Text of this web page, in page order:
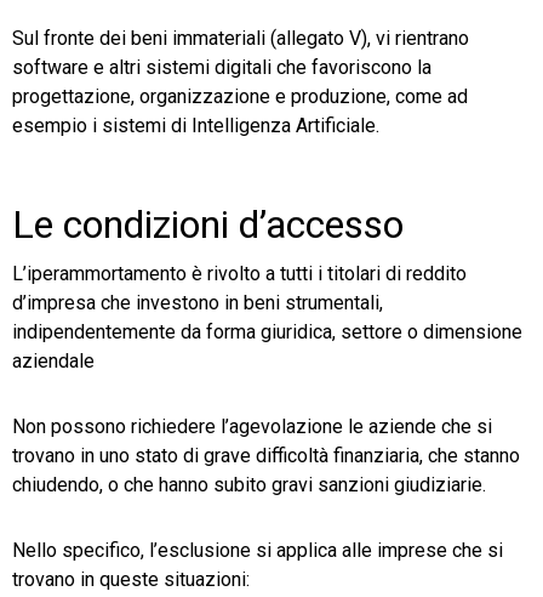
Sul fronte dei beni immateriali (allegato V), vi rientrano
software e altri sistemi digitali che favoriscono la
progettazione, organizzazione e produzione, come ad
esempio i sistemi di Intelligenza Artificiale.
Le condizioni d’accesso
L’iperammortamento è rivolto a tutti i titolari di reddito
d’impresa che investono in beni strumentali,
indipendentemente da forma giuridica, settore o dimensione
aziendale
Non possono richiedere l’agevolazione le aziende che si
trovano in uno stato di grave difficoltà finanziaria, che stanno
chiudendo, o che hanno subito gravi sanzioni giudiziarie.
Nello specifico, l’esclusione si applica alle imprese che si
trovano in queste situazioni: